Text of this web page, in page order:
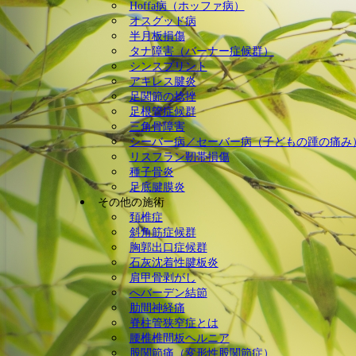
Hoffa病（ホッファ病）
オスグッド病
半月板損傷
タナ障害（バーナー症候群）
シンスプリント
アキレス腱炎
足関節の捻挫
足根管症候群
三角骨障害
シーバー病／セーバー病（子どもの踵の痛み
リスフラン靭帯損傷
種子骨炎
足底腱膜炎
その他の施術
頚椎症
斜角筋症候群
胸郭出口症候群
石灰沈着性腱板炎
肩甲骨剥がし
へバーデン結節
肋間神経痛
脊柱管狭窄症とは
腰椎椎間板ヘルニア
股関節痛（変形性股関節症）